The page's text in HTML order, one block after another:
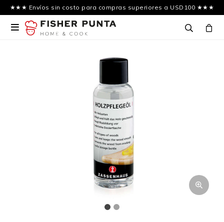
★★★ Envíos sin costo para compras superiores a USD100 ★★★
